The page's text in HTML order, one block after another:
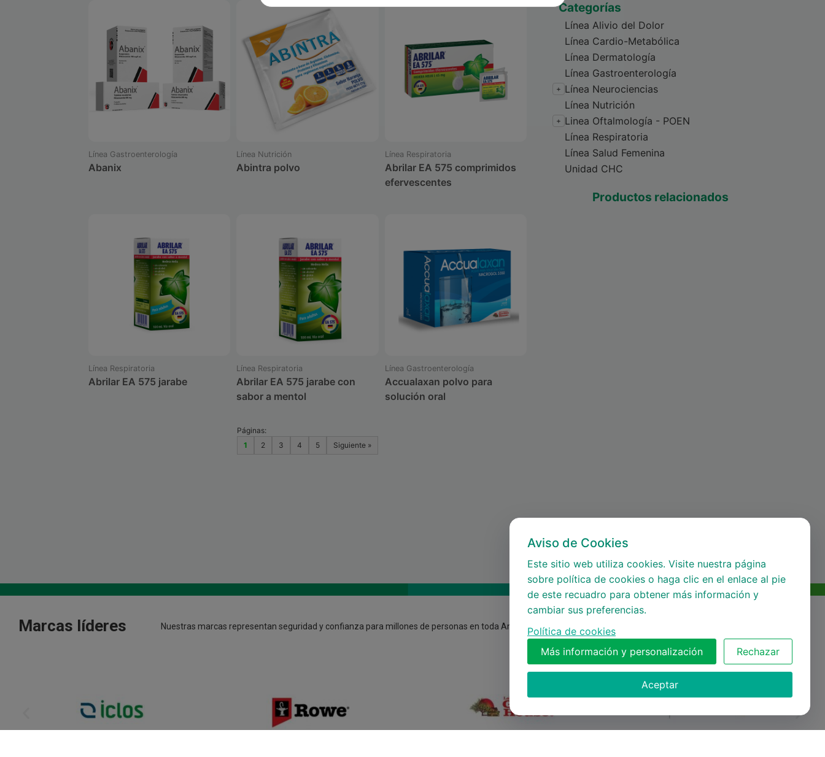
Línea Gastroenterología
Abanix
Línea Nutrición
Abintra polvo
Línea Respiratoria
Abrilar EA 575 comprimidos
efervescentes
Línea Respiratoria
Abrilar EA 575 jarabe
Línea Respiratoria
Abrilar EA 575 jarabe con
sabor a mentol
Línea Gastroenterología
Accualaxan polvo para
solución oral
Páginas:
1
2 3 4 5 Siguiente »
Categorías
Línea Alivio del Dolor
Línea Cardio-Metabólica
Línea Dermatología
Línea Gastroenterología
+ Línea Neurociencias
Línea Nutrición
+ Linea Oftalmología - POEN
Línea Respiratoria
Línea Salud Femenina
Unidad CHC
Productos relacionados
Marcas líderes Nuestras marcas representan seguridad y confianza para millones de personas en toda América.
Aviso de Cookies
Este sitio web utiliza cookies. Visite nuestra página
sobre política de cookies o haga clic en el enlace al pie
de este recuadro para obtener más información y
cambiar sus preferencias.
Política de cookies
Más información y personalización
Rechazar
Aceptar